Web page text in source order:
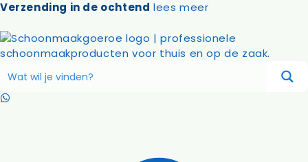
Ga
de
inhoud
Verzending in de ochtend lees meer